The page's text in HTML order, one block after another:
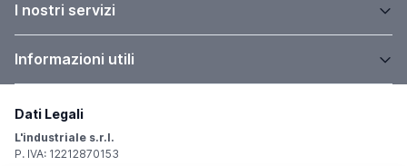
I nostri servizi
Informazioni utili
Dati Legali
L'industriale s.r.l.
P. IVA: 12212870153